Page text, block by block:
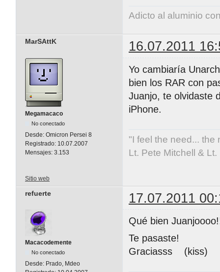
Adicto al aluminio
MarSAttK 16.07.2011
Megamacaco
No conectado
Desde: Omicron Persei 8
Registrado: 10.07.2007
Mensajes: 3.153
Yo cambiaría
bien los RAR con
Juanjo, te olvidaste
iPhone.
"I feel the need... the
Lt. Pete Mitchell &
Sitio web
refuerte 17.07.2011
Macacodemente
No conectado
Desde: Prado, Mdeo
Qué bien
Te pasaste!
Graciasss (kiss)